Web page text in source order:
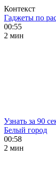
Контекст
Гаджеты по
00:55
2 мин
Узнать за 90
Белый город
00:58
2 мин